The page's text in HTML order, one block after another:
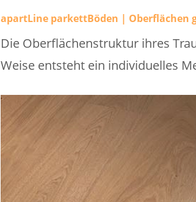
apartLine parkettBöden | Oberflächen
Die Oberflächenstruktur ihres
Weise entsteht ein individuelles